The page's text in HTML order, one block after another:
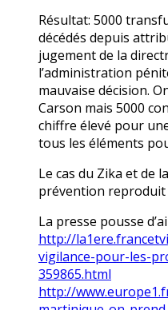
Résultat: 5000
décédés depuis
jugement de la
l’administration
mauvaise décision.
Carson mais 5000
chiffre élevé pour
tous les éléments
Le cas du Zika et de
prévention reproduit
La presse pousse
http://
vigilance-pour-les-
359865.html
http://